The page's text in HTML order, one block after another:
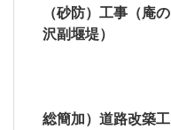
（砂防）工事（庵の
沢副堰堤）
総簡加）道路改築工